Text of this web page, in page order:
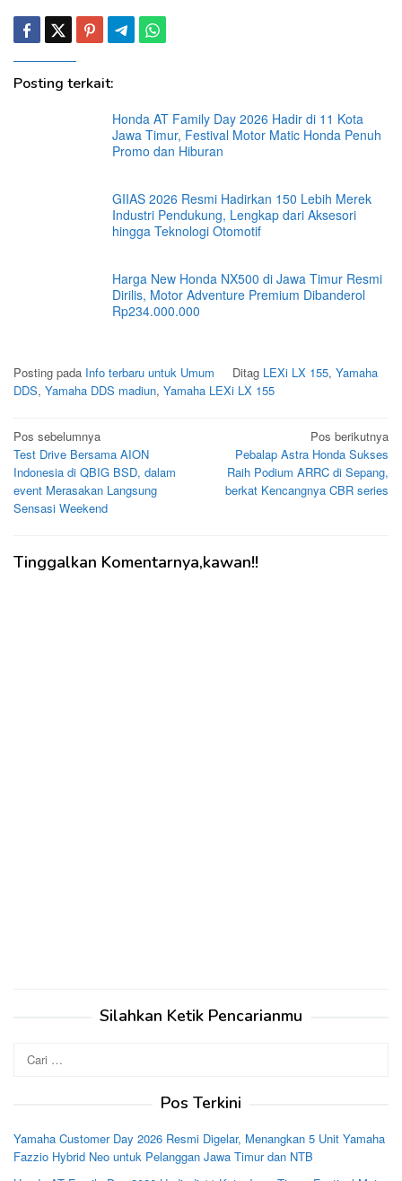
Posting terkait:
Honda AT Family Day 2026 Hadir di 11 Kota
Jawa Timur, Festival Motor Matic Honda Penuh
Promo dan Hiburan
GIIAS 2026 Resmi Hadirkan 150 Lebih Merek
Industri Pendukung, Lengkap dari Aksesori
hingga Teknologi Otomotif
Harga New Honda NX500 di Jawa Timur Resmi
Dirilis, Motor Adventure Premium Dibanderol
Rp234.000.000
Posting pada Info terbaru untuk Umum Ditag LEXi LX 155, Yamaha
DDS, Yamaha DDS madiun, Yamaha LEXi LX 155
Navigasi
pos
Pos sebelumnya
Test Drive Bersama AION
Indonesia di QBIG BSD, dalam
event Merasakan Langsung
Sensasi Weekend
Pos berikutnya
Pebalap Astra Honda Sukses
Raih Podium ARRC di Sepang,
berkat Kencangnya CBR series
Tinggalkan Komentarnya,kawan!!
Silahkan Ketik Pencarianmu
untuk:
Pos Terkini
Yamaha Customer Day 2026 Resmi Digelar, Menangkan 5 Unit Yamaha
Fazzio Hybrid Neo untuk Pelanggan Jawa Timur dan NTB